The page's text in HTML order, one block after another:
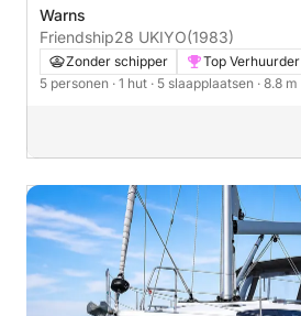
Warns
Friendship28 UKIYO(1983)
Zonder schipper Top Verhuurder
5 personen · 1 hut · 5 slaapplaatsen · 8.8 m